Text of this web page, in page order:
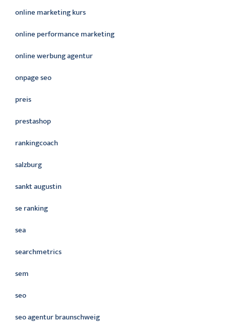
online marketing kurs
online performance marketing
online werbung agentur
onpage seo
preis
prestashop
rankingcoach
salzburg
sankt augustin
se ranking
sea
searchmetrics
sem
seo
seo agentur braunschweig